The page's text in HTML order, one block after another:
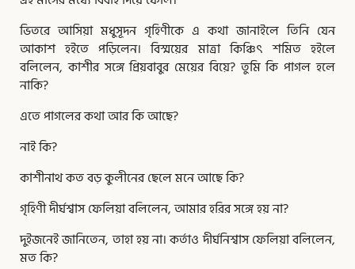
ভিতরে আসিয়া মধুসূদন গৃহিণীকে এ কথা জানাইলে তিনি যেন
আকাশ হইতে পড়িলেন। বিস্ময়ের মাত্রা কিঞ্চিৎ শমিত হইলে
বলিলেন, কাশীর সঙ্গে প্রিয়বাবুর মেয়ের বিয়ে? তুমি কি পাগল হলে
নাকি?
এতে পাগলের কথা আর কি আছে?
নাই কি?
কাশীনাথ কত বড় কুলীনের ছেলে মনে আছে কি?
গৃহিণী দীর্ঘশ্বাস ফেলিয়া বলিলেন, আমার হরির সঙ্গে হয় না?
দুইজনেই জানিতেন, তাহা হয় না। কর্তাও দীর্ঘনিশ্বাস ফেলিয়া বলিলেন,
মত কি?